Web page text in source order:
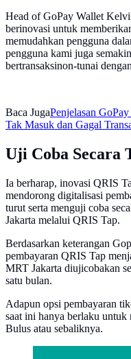
Head of GoPay Wallet
berinovasi untuk
memudahkan pengguna
pengguna kami juga
bertransaksinon-tunai
Baca JugaPenjelasan
Tak Masuk dan Gagal
Uji Coba Secara
Ia berharap, inovasi QRIS
mendorong digitalisasi
turut serta menguji coba
Jakarta melalui QRIS Tap.
Berdasarkan keterangan
pembayaran QRIS Tap
MRT Jakarta diujicobakan
satu bulan.
Adapun opsi pembayaran
saat ini hanya berlaku
Bulus atau sebaliknya.